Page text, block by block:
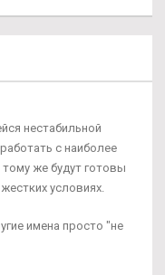
нестабильной
с наиболее
же будут готовы
условиях.
имена просто "не